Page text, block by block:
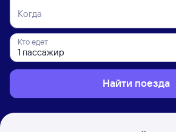
Когда
Кто едет
Найти поезда